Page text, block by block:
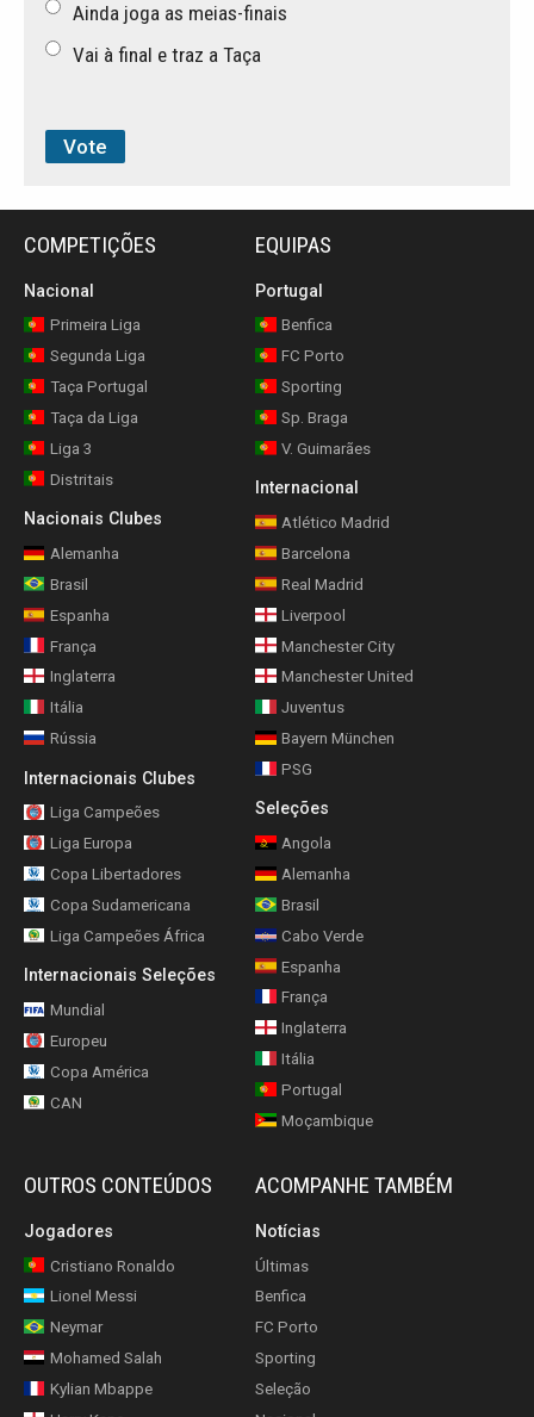
Ainda joga as meias-finais
Vai à final e traz a Taça
COMPETIÇÕES
Nacional
Primeira Liga
Segunda Liga
Taça Portugal
Taça da Liga
Liga 3
Distritais
Nacionais Clubes
Alemanha
Brasil
Espanha
França
Inglaterra
Itália
Rússia
Internacionais Clubes
Liga Campeões
Liga Europa
Copa Libertadores
Copa Sudamericana
Liga Campeões África
Internacionais Seleções
Mundial
Europeu
Copa América
CAN
EQUIPAS
Portugal
Benfica
FC Porto
Sporting
Sp. Braga
V. Guimarães
Internacional
Atlético Madrid
Barcelona
Real Madrid
Liverpool
Manchester City
Manchester United
Juventus
Bayern München
PSG
Seleções
Angola
Alemanha
Brasil
Cabo Verde
Espanha
França
Inglaterra
Itália
Portugal
Moçambique
OUTROS CONTEÚDOS
Jogadores
Cristiano Ronaldo
Lionel Messi
Neymar
Mohamed Salah
Kylian Mbappe
ACOMPANHE TAMBÉM
Notícias
Últimas
Benfica
FC Porto
Sporting
Seleção